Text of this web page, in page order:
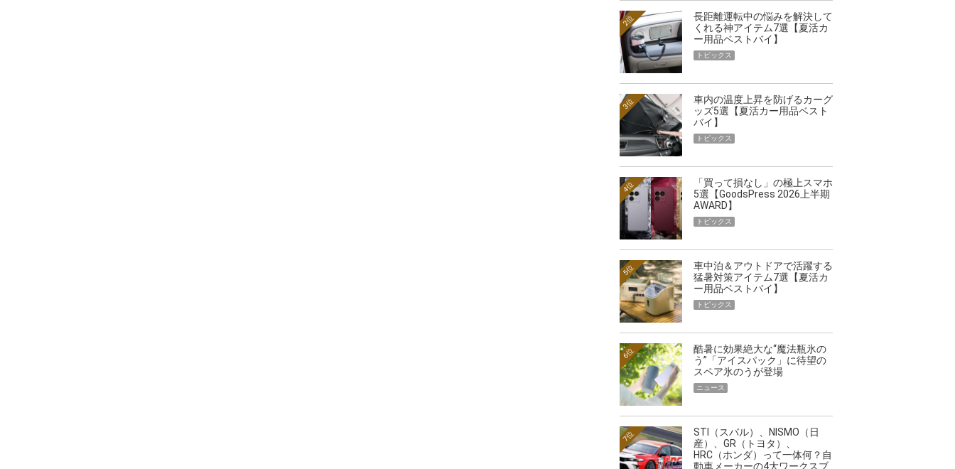
長距離運転中の悩みを解決して
くれる神アイテム7選【夏活カ
ー用品ベストバイ】
2位
トピックス
車内の温度上昇を防げるカーグ
ッズ5選【夏活カー用品ベスト
バイ】
3位
トピックス
「買って損なし」の極上スマホ
5選【GoodsPress 2026上半期
AWARD】
4位
トピックス
車中泊＆アウトドアで活躍する
猛暑対策アイテム7選【夏活カ
ー用品ベストバイ】
5位
トピックス
酷暑に効果絶大な“魔法瓶氷の
う”「アイスパック」に待望の
スペア氷のうが登場
6位
ニュース
STI（スバル）、NISMO（日
産）、GR（トヨタ）、
HRC（ホンダ）って一体何？自
動車メーカーの4大ワークスブ
7位